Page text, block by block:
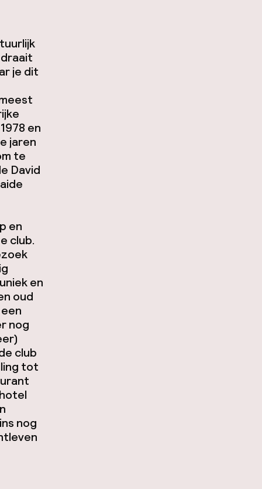
je dit
en
jaren
te
David
en
club.
en
oud
nog
club
tot
nog